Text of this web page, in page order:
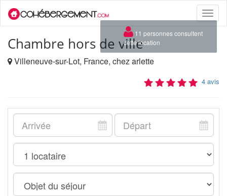
Toggle
Chambre hors de ville
Villeneuve-sur-Lot, France, chez arlette
4 avis
×
11 personnes consultent
cette location